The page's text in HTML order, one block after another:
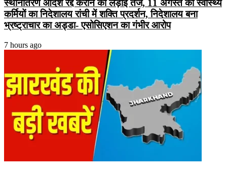
स्थानांतरण आदेश रद्द कराने की लड़ाई तेज, 11 अगस्त को स्वास्थ्य
कर्मियों का निदेशालय रांची में शक्ति प्रदर्शन, निदेशालय बना
भ्रष्ट्राचार का अड्डा- एसोसिएशन का गंभीर आरोप
7 hours ago